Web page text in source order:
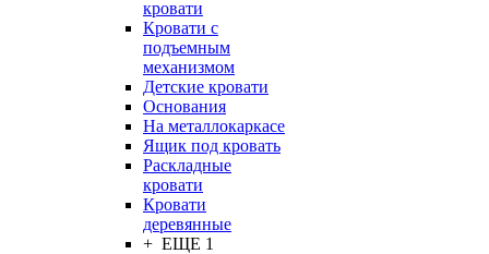
кровати
Кровати с
подъемным
механизмом
Детские кровати
Основания
На металлокаркасе
Ящик под кровать
Раскладные
кровати
Кровати
деревянные
+ ЕЩЕ 1